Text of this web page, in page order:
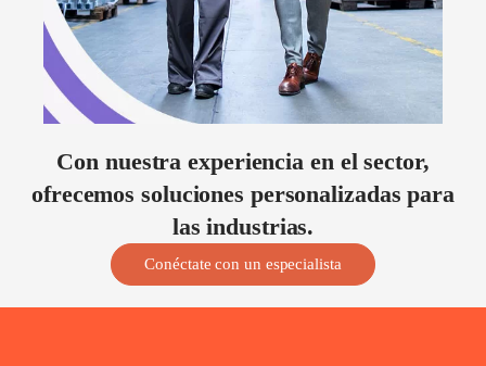
Con nuestra experiencia en el sector,
ofrecemos soluciones personalizadas para
las industrias.
Conéctate con un especialista